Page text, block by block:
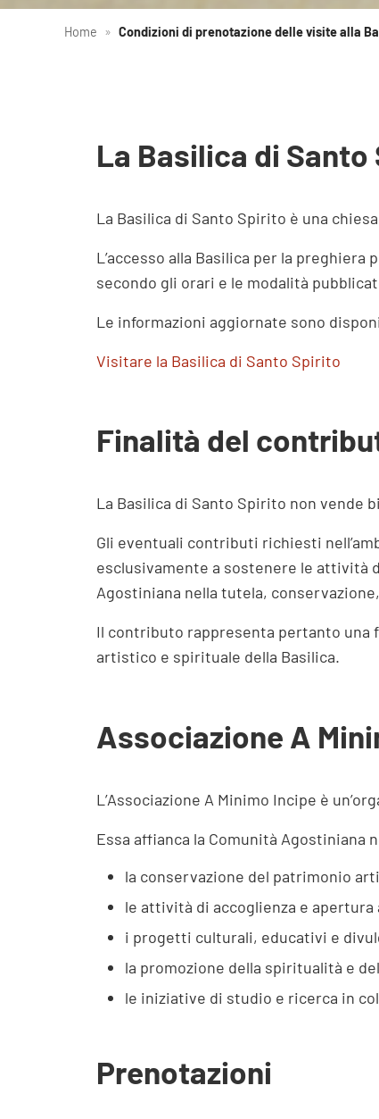
Home » Condizioni di prenotazione delle visite alla
La Basilica di
La Basilica di Santo Spirito è una
L’accesso alla Basilica per la
secondo gli orari e le modalità
Le informazioni aggiornate sono
Visitare la Basilica di Santo Spirito
Finalità del
La Basilica di Santo Spirito non vende
Gli eventuali contributi richiesti
esclusivamente a sostenere le attività
Agostiniana nella tutela,
Il contributo rappresenta pertanto una
artistico e spirituale della Basilica.
Associazione A
L’Associazione A Minimo Incipe è
Essa affianca la Comunità Agostiniana
la conservazione del patrimonio
le attività di accoglienza e apertura
i progetti culturali, educativi e
la promozione della spiritualità e
le iniziative di studio e ricerca in
Prenotazioni